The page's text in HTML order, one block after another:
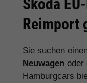
Skoda
Reimport
Sie suchen
Neuwagen oder
Hamburgcars